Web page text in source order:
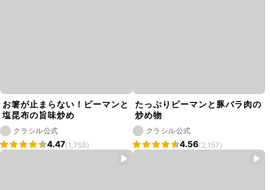
お箸が止まらない！ピーマンと
塩昆布の旨味炒め
クラシル公式
4.47(1,758)
たっぷりピーマンと豚バラ肉の
炒め物
クラシル公式
4.56(2,157)